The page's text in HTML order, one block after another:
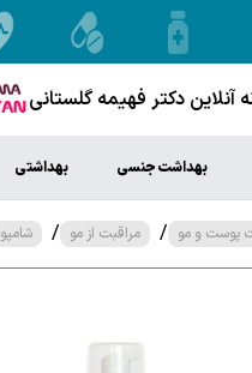
آنلاین دکتر فهیمه گلستانی
بهداشت جنسی بهداشتی
پوست و مو / مراقبت از مو / شامپو